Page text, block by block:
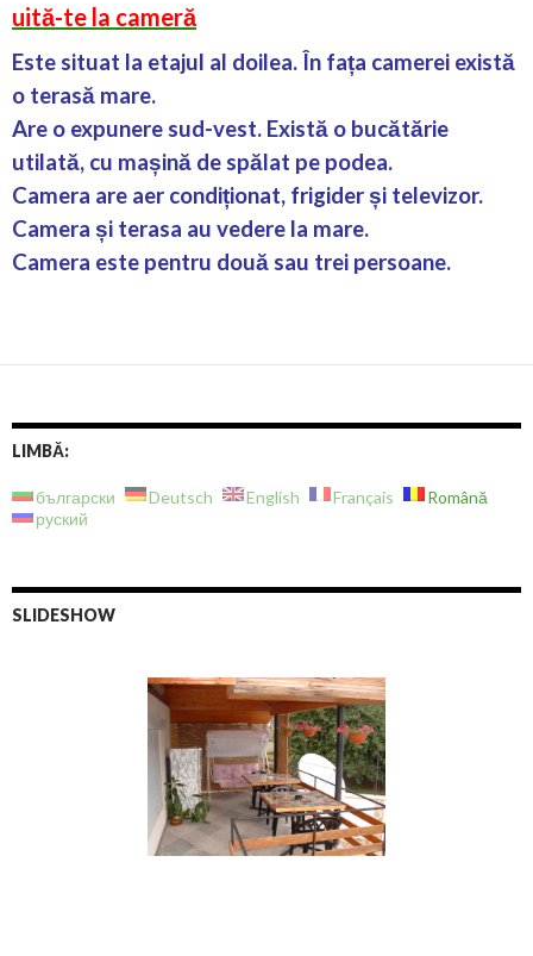
uită-te la cameră
Este situat la etajul al doilea. În fața camerei există
o terasă mare.
Are o expunere sud-vest. Există o bucătărie
utilată, cu mașină de spălat pe podea.
Camera are aer condiționat, frigider și televizor.
Camera și terasa au vedere la mare.
Camera este pentru două sau trei persoane.
LIMBĂ:
български Deutsch English Français
Română
руский
SLIDESHOW